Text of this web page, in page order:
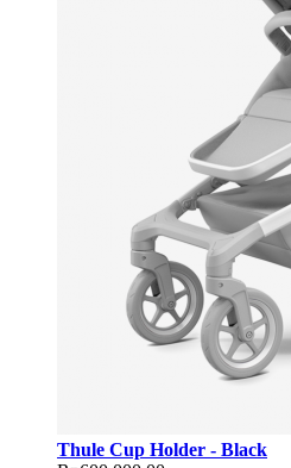
Thule Cup Holder - Black